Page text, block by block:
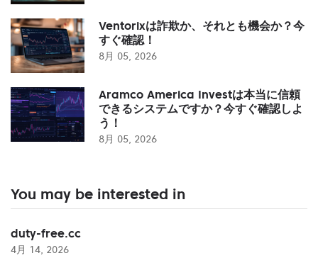
Ventorixは詐欺か、それとも機会か？今
すぐ確認！
8月 05, 2026
Aramco America Investは本当に信頼
できるシステムですか？今すぐ確認しよ
う！
8月 05, 2026
You may be interested in
duty-free.cc
4月 14, 2026